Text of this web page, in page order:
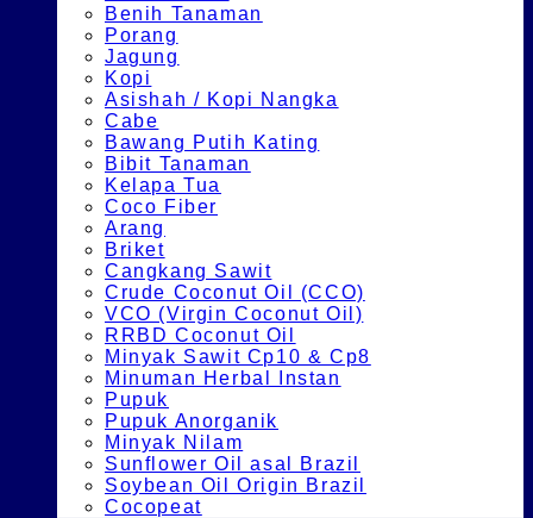
Benih Tanaman
Porang
Jagung
Kopi
Asishah / Kopi Nangka
Cabe
Bawang Putih Kating
Bibit Tanaman
Kelapa Tua
Coco Fiber
Arang
Briket
Cangkang Sawit
Crude Coconut Oil (CCO)
VCO (Virgin Coconut Oil)
RRBD Coconut Oil
Minyak Sawit Cp10 & Cp8
Minuman Herbal Instan
Pupuk
Pupuk Anorganik
Minyak Nilam
Sunflower Oil asal Brazil
Soybean Oil Origin Brazil
Cocopeat